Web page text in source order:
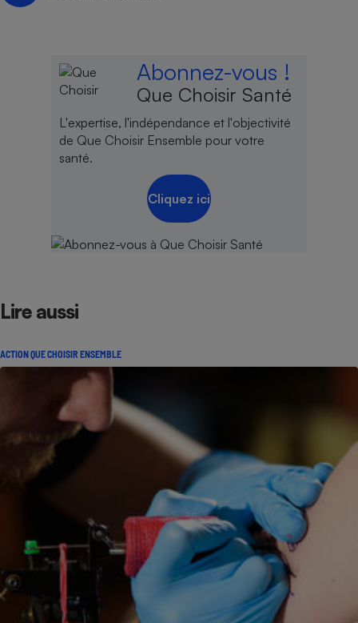
Abonnez-vous !
Que Choisir Santé
L'expertise, l'indépendance et l'objectivité
de Que Choisir Ensemble pour votre
santé.
Cliquez ici
Lire aussi
ACTION QUE CHOISIR ENSEMBLE